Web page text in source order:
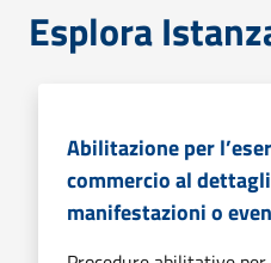
Esplora
Abilitazione per
commercio al
manifestazioni o